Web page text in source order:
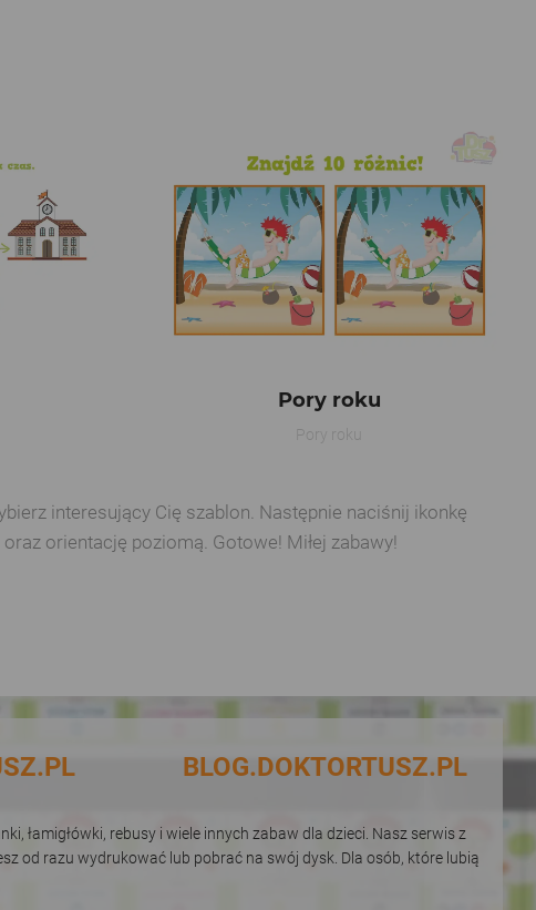
Pory roku
Pory roku
interesujący Cię szablon. Następnie naciśnij ikonkę
orientację poziomą. Gotowe! Miłej zabawy!
BLOG.DOKTORTUSZ.PL
łamigłówki, rebusy i wiele innych zabaw dla dzieci. Nasz serwis z
od razu wydrukować lub pobrać na swój dysk. Dla osób, które lubią